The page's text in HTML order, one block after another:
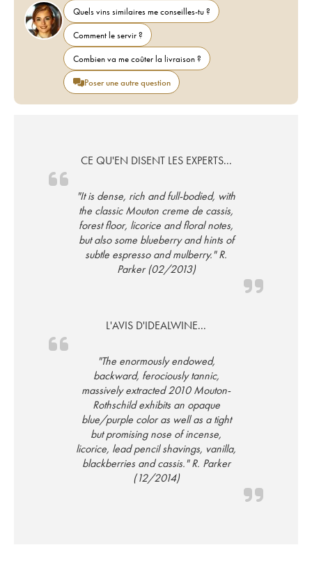
Quels vins similaires me conseilles-tu ?
Comment le servir ?
Combien va me coûter la livraison ?
Poser une autre question
CE QU'EN DISENT LES EXPERTS...
"It is dense, rich and full-bodied, with
the classic Mouton creme de cassis,
forest floor, licorice and floral notes,
but also some blueberry and hints of
subtle espresso and mulberry." R.
Parker (02/2013)
L'AVIS D'IDEALWINE...
"The enormously endowed,
backward, ferociously tannic,
massively extracted 2010 Mouton-
Rothschild exhibits an opaque
blue/purple color as well as a tight
but promising nose of incense,
licorice, lead pencil shavings, vanilla,
blackberries and cassis." R. Parker
(12/2014)